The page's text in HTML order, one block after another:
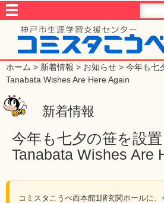
ホーム > 新着情報 > お知らせ> 今年も七
Tanabata Wishes Are Here Again
新着情報
今年も七夕の笹を設
Tanabata Wishes Are
コミスタこうべ西本館1階玄関ホールに、